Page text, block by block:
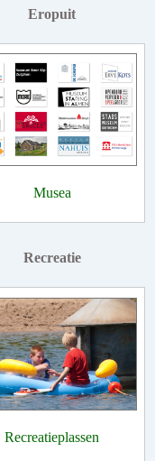
Eropuit
Musea
Recreatie
Recreatieplassen